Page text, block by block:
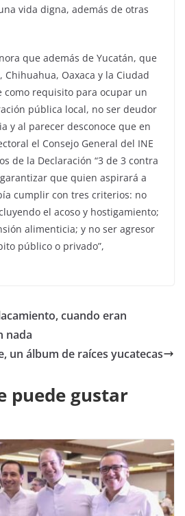
vida digna, además de otras
que además de Yucatán, que
Chihuahua, Oaxaca y la Ciudad
como requisito para ocupar un
pública local, no ser deudor
y al parecer desconoce que en
el Consejo General del INE
de la Declaración “3 de 3 contra
que quien aspirará a
cumplir con tres criterios: no
el acoso y hostigamiento;
alimenticia; y no ser agresor
público o privado”,
cuando eran
nada
un álbum de raíces yucatecas
puede gustar